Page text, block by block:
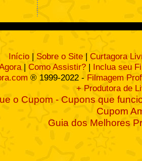
Início | Sobre o Site | Curtagora
| Como Assistir? | Inclua seu
® 1999-2022 - Filmagem
+ Produtora de
o Cupom - Cupons que
Cupom
Guia dos Melhores